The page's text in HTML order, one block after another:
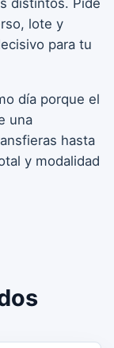
distintos. Pide
lote y
para tu
día porque el
una
hasta
y modalidad